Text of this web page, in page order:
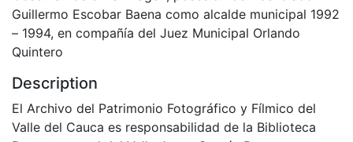
Guillermo Escobar Baena como alcalde municipal 1992
– 1994, en compañía del Juez Municipal Orlando
Quintero
Description
El Archivo del Patrimonio Fotográfico y Fílmico del
Valle del Cauca es responsabilidad de la Biblioteca